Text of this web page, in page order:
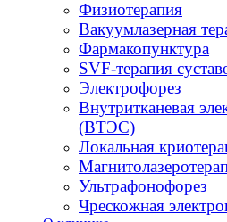
Физиотерапия
Вакуумлазерная
Фармакопунктура
SVF-терапия
Электрофорез
Внутритканевая
(ВТЭС)
Локальная
Ультрафонофорез
Чрескожная